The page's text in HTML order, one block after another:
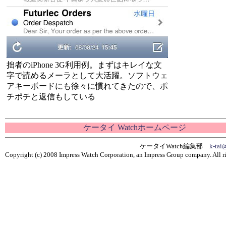
拙者のiPhone 3G利用例。まずはキレイな文
字で読めるメーラとして大活躍。ソフトウェ
アキーボードにも徐々に慣れてきたので、ポ
チポチと返信もしている
ケータイ Watchホームページ
ケータイWatch編集部 k-
Copyright (c) 2008 Impress Watch Corporation, an Impress Group company. All